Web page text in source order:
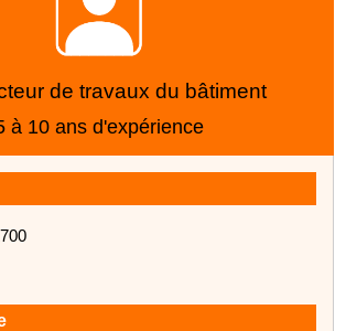
de travaux du bâtiment
à 10 ans d'expérience